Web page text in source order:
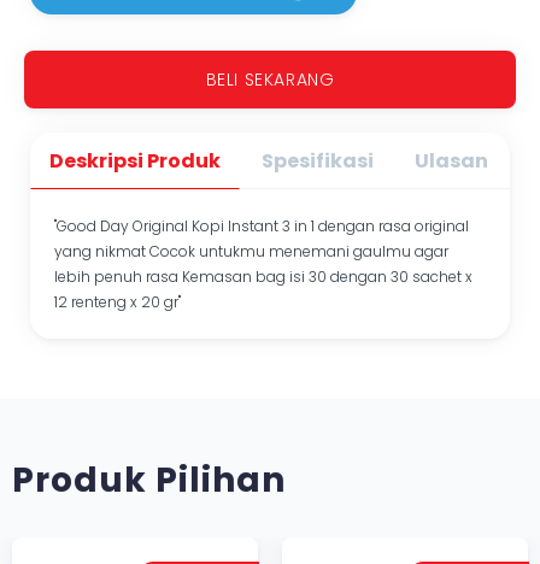
BELI SEKARANG
Deskripsi Produk Spesifikasi Ulasan
"Good Day Original Kopi Instant 3 in 1 dengan rasa original
yang nikmat Cocok untukmu menemani gaulmu agar
lebih penuh rasa Kemasan bag isi 30 dengan 30 sachet x
12 renteng x 20 gr"
Produk Pilihan